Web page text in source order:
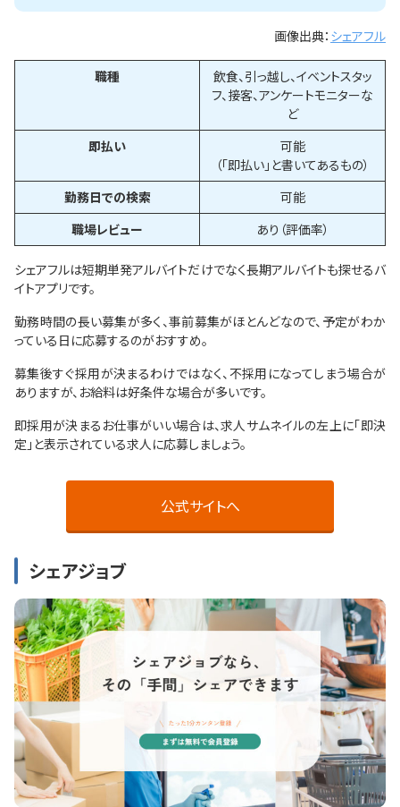
画像出典： シェアフル
職種
飲食、引っ越し、イベントスタッ
フ、接客、アンケートモニターな
ど
即払い
可能
（「即払い」と書いてあるもの）
勤務日での検索
可能
職場レビュー
あり（評価率）
シェアフルは短期単発アルバイトだけでなく長期アルバイトも探せるバ
イトアプリです。
勤務時間の長い募集が多く、事前募集がほとんどなので、予定がわか
っている日に応募するのがおすすめ。
募集後すぐ採用が決まるわけではなく、不採用になってしまう場合が
ありますが、お給料は好条件な場合が多いです。
即採用が決まるお仕事がいい場合は、求人サムネイルの左上に「即決
定」と表示されている求人に応募しましょう。
公式サイトへ
シェアジョブ